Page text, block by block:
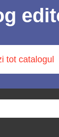
tot catalogul